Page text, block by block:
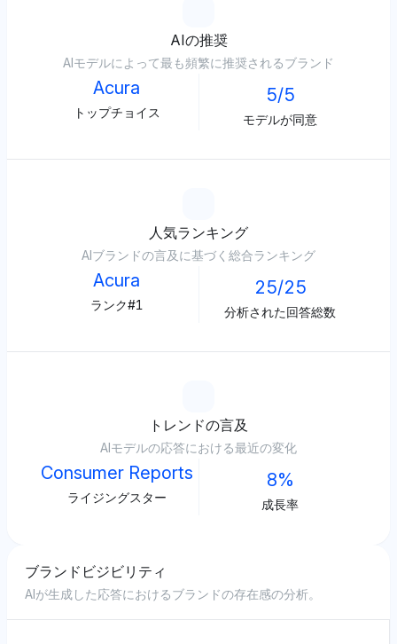
AIの推奨
AIモデルによって最も頻繁に推奨されるブランド
Acura
トップチョイス
5/5
モデルが同意
人気ランキング
AIブランドの言及に基づく総合ランキング
Acura
ランク#1
25/25
分析された回答総数
トレンドの言及
AIモデルの応答における最近の変化
Consumer Reports
ライジングスター
8%
成長率
ブランドビジビリティ
AIが生成した応答におけるブランドの存在感の分析。